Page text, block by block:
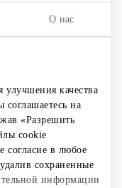
О нас
улучшения качества
на
«Разрешить
cookie
согласие в любое
сохраненные
информации
Швеции и
оценку в области
даже
продукцию